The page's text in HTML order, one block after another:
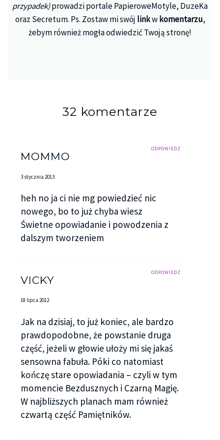
po chwili całowanie stało się bardziej namiętne i
pełne pasji. Przycisnął mnie do drewnianej ściany.
Zamknęłam oczy, wplatając palce w jego włosy.
– Poczekaj chwilę – poprosił i zniknął z powrotem
w klubie.
próbując pozbierać myśli. Zdałam sobie sprawę, że
właśnie zgodziłam się na spacer, sama, z
nieznajomym, ale ani przez chwilę nie przyszło mi
do głowy, że mogłabym odmówić. Całą sobą
niosąc skórzaną kurtkę. Pocałował mnie lekko, a
w kierunku zejścia na plażę, a potem zaczęliśmy
żartować, tak po prostu, jakbyśmy znali się od lat.
Nie rozmawialiśmy o życiu, nie zamieniliśmy słowa
o nas, po prostu się śmialiśmy ze wszystkiego i z
niczego zarazem.
Plażą przeszliśmy spory kawałek. Zdjęliśmy buty i
pozwalaliśmy by nasze nogi moczyły chłodne fale.
Byliśmy sami, tylko my i nocne niebo.
Zatrzymaliśmy się. Chłopak położył na piasku
przypadek)prowadzi portale PapieroweMotyle, DuzeKa
oraz Secretum. Ps. Zostaw mi swój linkwkomentarzu,
żebym również mogła odwiedzić Twoją stronę!
32 komentarze
ODPOWIEDZ
MOMMO
3 stycznia 2013
heh no ja ci nie mg powiedzieć nic
nowego, bo to już chyba wiesz
Świetne opowiadanie i powodzenia z
dalszym tworzeniem
ODPOWIEDZ
VICKY
18 lipca 2012
Jak na dzisiaj, to już koniec, ale bardzo
prawdopodobne, że powstanie druga
część, jeżeli w głowie ułoży mi się jakaś
sensowna fabuła. Póki co natomiast
kończę stare opowiadania – czyli w tym
momencie Bezdusznych i Czarną Magię.
W najbliższych planach mam również
czwartą część Pamiętników.